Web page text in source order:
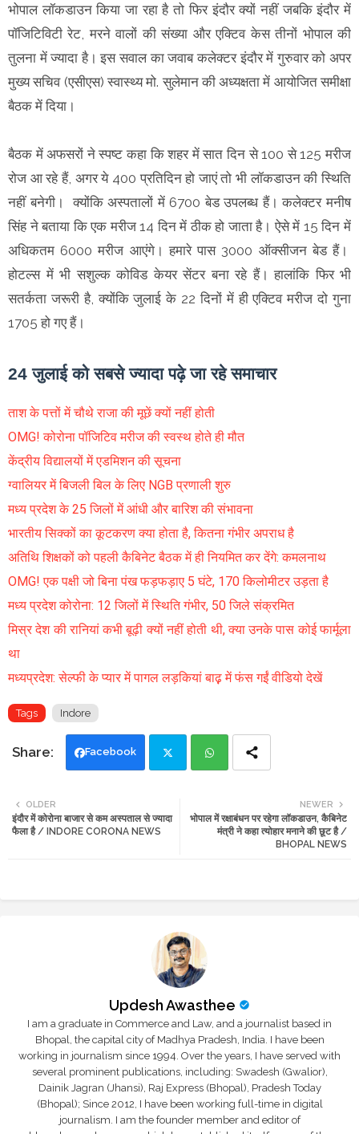
भोपाल लॉकडाउन किया जा रहा है तो फिर इंदौर क्यों नहीं जबकि इंदौर में
पॉजिटिविटी रेट, मरने वालों की संख्या और एक्टिव केस तीनों भोपाल की
तुलना में ज्यादा है। इस सवाल का जवाब कलेक्टर इंदौर में गुरुवार को अपर
मुख्य सचिव (एसीएस) स्वास्थ्य मो. सुलेमान की अध्यक्षता में आयोजित समीक्षा
बैठक में दिया।
बैठक में अफसरों ने स्पष्ट कहा कि शहर में सात दिन से 100 से 125 मरीज
रोज आ रहे हैं, अगर ये 400 प्रतिदिन हो जाएं तो भी लॉकडाउन की स्थिति
नहीं बनेगी। क्योंकि अस्पतालों में 6700 बेड उपलब्ध हैं। कलेक्टर मनीष
सिंह ने बताया कि एक मरीज 14 दिन में ठीक हो जाता है। ऐसे में 15 दिन में
अधिकतम 6000 मरीज आएंगे। हमारे पास 3000 ऑक्सीजन बेड हैं।
होटल्स में भी सशुल्क कोविड केयर सेंटर बना रहे हैं। हालांकि फिर भी
सतर्कता जरूरी है, क्योंकि जुलाई के 22 दिनों में ही एक्टिव मरीज दो गुना
1705 हो गए हैं।
24 जुलाई को सबसे ज्यादा पढ़े जा रहे समाचार
ताश के पत्तों में चौथे राजा की मूछें क्यों नहीं होती
OMG! कोरोना पॉजिटिव मरीज की स्वस्थ होते ही मौत
केंद्रीय विद्यालयों में एडमिशन की सूचना
ग्वालियर में बिजली बिल के लिए NGB प्रणाली शुरु
मध्य प्रदेश के 25 जिलों में आंधी और बारिश की संभावना
भारतीय सिक्कों का कूटकरण क्या होता है, कितना गंभीर अपराध है
अतिथि शिक्षकों को पहली कैबिनेट बैठक में ही नियमित कर देंगे: कमलनाथ
OMG! एक पक्षी जो बिना पंख फड़फड़ाए 5 घंटे, 170 किलोमीटर उड़ता है
मध्य प्रदेश कोरोना: 12 जिलों में स्थिति गंभीर, 50 जिले संक्रमित
मिस्र देश की रानियां कभी बूढ़ी क्यों नहीं होती थी, क्या उनके पास कोई फार्मूला
था
मध्यप्रदेश: सेल्फी के प्यार में पागल लड़कियां बाढ़़ में फंस गईं वीडियो देखें
Tags Indore
Facebook
tte ats
NEWER
भोपाल में रक्षाबंधन पर रहेगा लॉकडाउन, कैबिनेट
मंत्री ने कहा त्योहार मनाने की छूट है /
BHOPAL NEWS
OLDER
इंदौर में कोरोना बाजार से कम अस्पताल से ज्यादा
फैला है / INDORE CORONA NEWS
Updesh Awasthee
I am a graduate in Commerce and Law, and a journalist based in
Bhopal, the capital city of Madhya Pradesh, India. I have been
working in journalism since 1994. Over the years, I have served with
several prominent publications, including: Swadesh (Gwalior),
Dainik Jagran (Jhansi), Raj Express (Bhopal), Pradesh Today
(Bhopal); Since 2012, I have been working full-time in digital
journalism. I am the founder member and editor of